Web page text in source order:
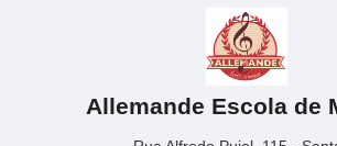
Allemande Escola de